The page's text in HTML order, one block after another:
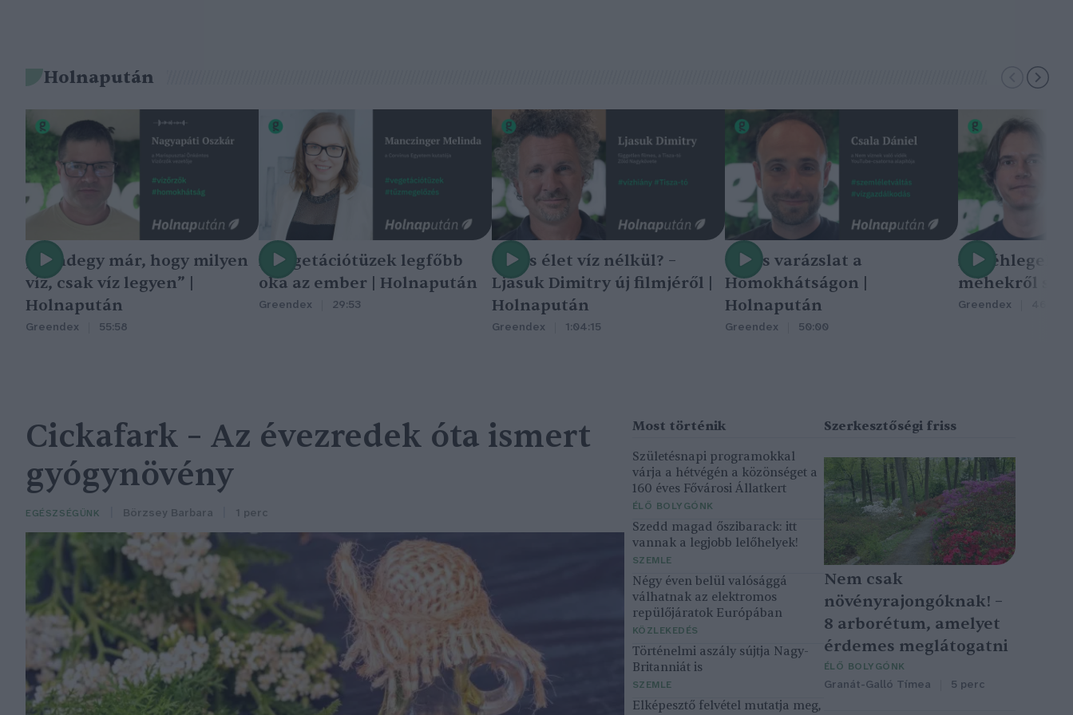
Holnapután
„Mindegy már, hogy milyen
víz, csak víz legyen” |
Holnapután
Greendex 55:58
A vegetációtüzek legfőbb
oka az ember | Holnapután
Greendex 29:53
Nincs élet víz nélkül? –
Ljasuk Dimitry új filmjéről |
Holnapután
Greendex 1:04:15
Nincs varázslat a
Homokhátságon |
Holnapután
Greendex 50:00
A méhlegelő
méhekről
Greendex
Cickafark – Az évezredek óta ismert
gyógynövény
EGÉSZSÉGÜNK Börzsey Barbara 1 perc
Születésnapi programokkal
várja a hétvégén a közönséget a
160 éves Fővárosi Állatkert
ÉLŐ BOLYGÓNK
Szedd magad őszibarack: itt
vannak a legjobb lelőhelyek!
SZEMLE
Négy éven belül valósággá
válhatnak az elektromos
repülőjáratok Európában
KÖZLEKEDÉS
Történelmi aszály sújtja Nagy-
Britanniát is
SZEMLE
Elképesztő felvétel mutatja meg,
Nem csak
növényrajongóknak! –
8 arborétum, amelyet
érdemes meglátogatni
ÉLŐ BOLYGÓNK
Granát-Galló Tímea 5 perc